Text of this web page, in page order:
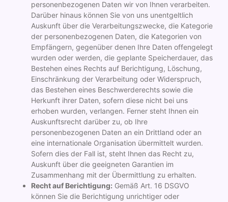
personenbezogenen Daten wir von Ihnen verarbeiten.
Darüber hinaus können Sie von uns unentgeltlich
Auskunft über die Verarbeitungszwecke, die Kategorie
der personenbezogenen Daten, die Kategorien von
Empfängern, gegenüber denen Ihre Daten offengelegt
wurden oder werden, die geplante Speicherdauer, das
Bestehen eines Rechts auf Berichtigung, Löschung,
Einschränkung der Verarbeitung oder Widerspruch,
das Bestehen eines Beschwerderechts sowie die
Herkunft ihrer Daten, sofern diese nicht bei uns
erhoben wurden, verlangen. Ferner steht Ihnen ein
Auskunftsrecht darüber zu, ob Ihre
personenbezogenen Daten an ein Drittland oder an
eine internationale Organisation übermittelt wurden.
Sofern dies der Fall ist, steht Ihnen das Recht zu,
Auskunft über die geeigneten Garantien im
Zusammenhang mit der Übermittlung zu erhalten.
Recht auf Berichtigung: Gemäß Art. 16 DSGVO
können Sie die Berichtigung unrichtiger oder